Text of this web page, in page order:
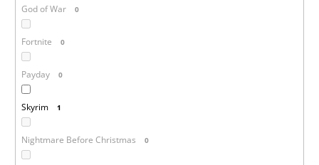
God of War 0
Fortnite 0
Payday 0
Skyrim 1
Nightmare Before Christmas 0